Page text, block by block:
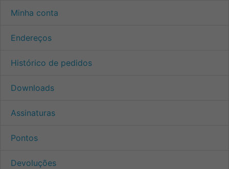
Minha conta
Endereços
Histórico de pedidos
Downloads
Assinaturas
Pontos
Devoluções